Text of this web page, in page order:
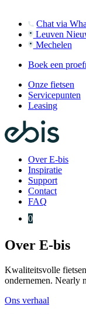
Chat via
Leuven
Mechelen
Boek een
Onze fietsen
Servicepunten
Leasing
Over E-bis
Inspiratie
Support
Contact
FAQ
0
Over E-bis
Kwaliteitsvolle
ondernemen. Nearly
Ons verhaal